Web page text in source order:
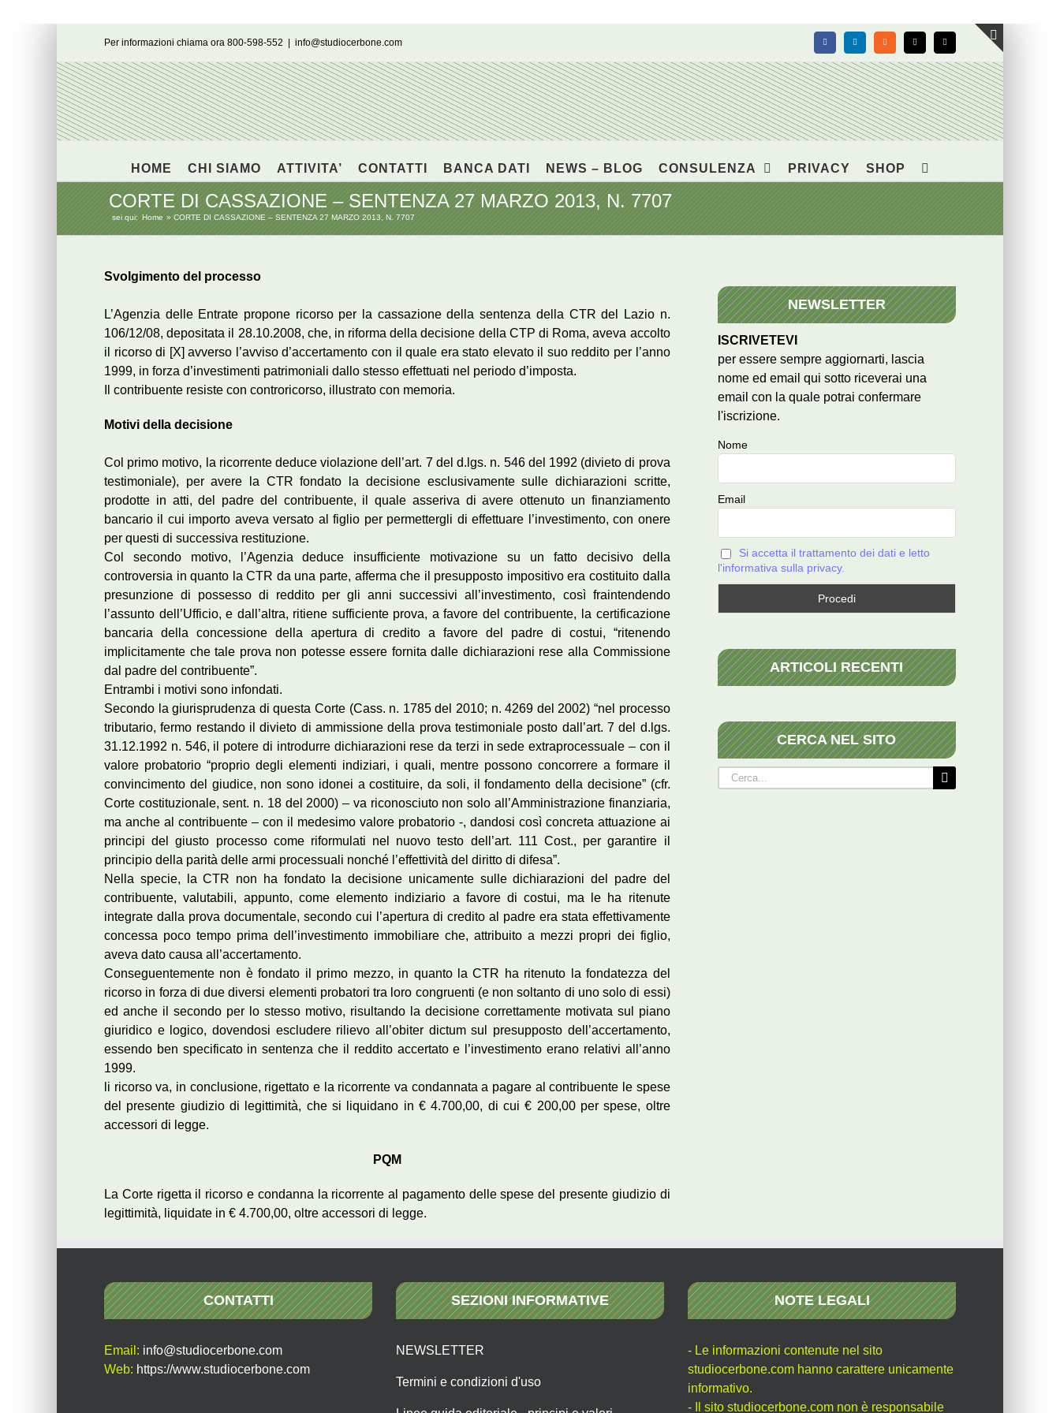
Per informazioni chiama ora 800-598-552 info@studiocerbone.com FacebookLinkedIn Rss X Email
HOME CHI SIAMO ATTIVITA’ CONTATTI BANCA DATI NEWS – BLOG CONSULENZA PRIVACY SHOP
CORTE DI CASSAZIONE – SENTENZA 27 MARZO 2013, N. 7707
sei qui: Home CORTE DI CASSAZIONE – SENTENZA 27 MARZO 2013, N. 7707
Svolgimento del processo
L’Agenzia delle Entrate propone ricorso per la cassazione della sentenza della CTR del Lazio n.
106/12/08, depositata il 28.10.2008, che, in riforma della decisione della CTP di Roma, aveva accolto
il ricorso di [X] avverso l’avviso d’accertamento con il quale era stato elevato il suo reddito per l’anno
1999, in forza d’investimenti patrimoniali dallo stesso effettuati nel periodo d’imposta.
Il contribuente resiste con controricorso, illustrato con memoria.
Motivi della decisione
Col primo motivo, la ricorrente deduce violazione dell’art. 7 del d.lgs. n. 546 del 1992 (divieto di prova
testimoniale), per avere la CTR fondato la decisione esclusivamente sulle dichiarazioni scritte,
prodotte in atti, del padre del contribuente, il quale asseriva di avere ottenuto un finanziamento
bancario il cui importo aveva versato al figlio per permettergli di effettuare l’investimento, con onere
per questi di successiva restituzione.
Col secondo motivo, l’Agenzia deduce insufficiente motivazione su un fatto decisivo della
controversia in quanto la CTR da una parte, afferma che il presupposto impositivo era costituito dalla
presunzione di possesso di reddito per gli anni successivi all’investimento, così fraintendendo
l’assunto dell’Ufficio, e dall’altra, ritiene sufficiente prova, a favore del contribuente, la certificazione
bancaria della concessione della apertura di credito a favore del padre di costui, “ritenendo
implicitamente che tale prova non potesse essere fornita dalle dichiarazioni rese alla Commissione
dal padre del contribuente”.
Entrambi i motivi sono infondati.
Secondo la giurisprudenza di questa Corte (Cass. n. 1785 del 2010; n. 4269 del 2002) “nel processo
tributario, fermo restando il divieto di ammissione della prova testimoniale posto dall’art. 7 del d.lgs.
31.12.1992 n. 546, il potere di introdurre dichiarazioni rese da terzi in sede extraprocessuale – con il
valore probatorio “proprio degli elementi indiziari, i quali, mentre possono concorrere a formare il
convincimento del giudice, non sono idonei a costituire, da soli, il fondamento della decisione” (cfr.
Corte costituzionale, sent. n. 18 del 2000) – va riconosciuto non solo all’Amministrazione finanziaria,
ma anche al contribuente – con il medesimo valore probatorio -, dandosi così concreta attuazione ai
principi del giusto processo come riformulati nel nuovo testo dell’art. 111 Cost., per garantire il
principio della parità delle armi processuali nonché l’effettività del diritto di difesa”.
Nella specie, la CTR non ha fondato la decisione unicamente sulle dichiarazioni del padre del
contribuente, valutabili, appunto, come elemento indiziario a favore di costui, ma le ha ritenute
integrate dalla prova documentale, secondo cui l’apertura di credito al padre era stata effettivamente
concessa poco tempo prima dell’investimento immobiliare che, attribuito a mezzi propri dei figlio,
aveva dato causa all’accertamento.
Conseguentemente non è fondato il primo mezzo, in quanto la CTR ha ritenuto la fondatezza del
ricorso in forza di due diversi elementi probatori tra loro congruenti (e non soltanto di uno solo di essi)
ed anche il secondo per lo stesso motivo, risultando la decisione correttamente motivata sul piano
giuridico e logico, dovendosi escludere rilievo all’obiter dictum sul presupposto dell’accertamento,
essendo ben specificato in sentenza che il reddito accertato e l’investimento erano relativi all’anno
1999.
li ricorso va, in conclusione, rigettato e la ricorrente va condannata a pagare al contribuente le spese
del presente giudizio di legittimità, che si liquidano in € 4.700,00, di cui € 200,00 per spese, oltre
accessori di legge.
PQM
La Corte rigetta il ricorso e condanna la ricorrente al pagamento delle spese del presente giudizio di
legittimità, liquidate in € 4.700,00, oltre accessori di legge.
NEWSLETTER
ISCRIVETEVI
per essere sempre aggiornarti, lascia
nome ed email qui sotto riceverai una
email con la quale potrai confermare
l'iscrizione.
Nome
Email
Si accetta il trattamento dei dati e letto
l'informativa sulla privacy.
ARTICOLI RECENTI
CERCA NEL SITO
Cerca
per:
CONTATTI
Email: info@studiocerbone.com
Web: https://www.studiocerbone.com
SEZIONI INFORMATIVE
NEWSLETTER
Termini e condizioni d'uso
NOTE LEGALI
- Le informazioni contenute nel sito
studiocerbone.com hanno carattere unicamente
informativo.
- Il sito studiocerbone.com non è responsabile
Toggle
area
barra
scorrevole